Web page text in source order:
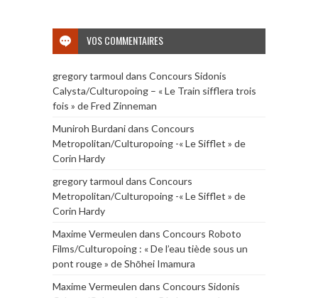
VOS COMMENTAIRES
gregory tarmoul dans Concours Sidonis
Calysta/Culturopoing – « Le Train sifflera trois
fois » de Fred Zinneman
Muniroh Burdanidans Concours
Metropolitan/Culturopoing -« Le Sifflet » de
Corin Hardy
gregory tarmoul dans Concours
Metropolitan/Culturopoing -« Le Sifflet » de
Corin Hardy
Maxime Vermeulen dans Concours Roboto
Films/Culturopoing : « De l’eau tiède sous un
pont rouge » de Shōhei Imamura
Maxime Vermeulen dans Concours Sidonis